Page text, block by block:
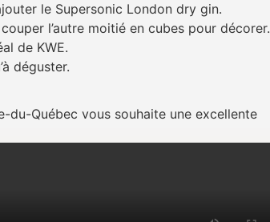
le Supersonic London dry gin.
l’autre moitié en cubes pour décorer.
de KWE.
déguster.
du-Québec vous souhaite une excellente